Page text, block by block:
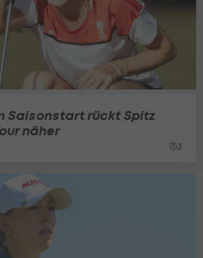
Saisonstart rückt Spitz
näher
3